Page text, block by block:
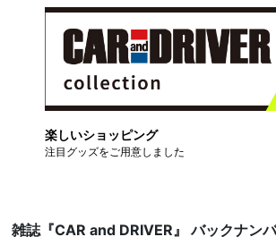
楽しいショッピング
注目グッズをご用意しました
雑誌『CAR and DRIVER』 バックナン